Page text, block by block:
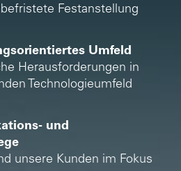
Festanstellung
Umfeld
Herausforderungen in
Technologieumfeld
und
unsere Kunden im Fokus